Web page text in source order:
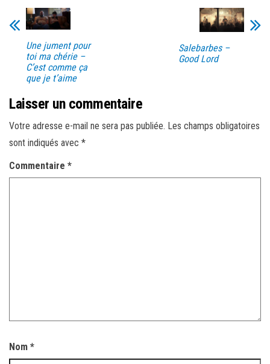
Une jument pour
toi ma chérie –
C’est comme ça
que je t’aime
Salebarbes –
Good Lord
Laisser un commentaire
Votre adresse e-mail ne sera pas publiée. Les champs obligatoires
sont indiqués avec *
Commentaire *
Nom *